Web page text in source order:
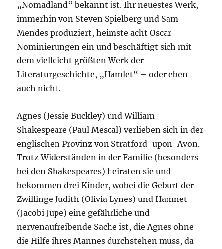
„Nomadland“ bekannt ist. Ihr neuestes Werk,
immerhin von Steven Spielberg und Sam
Mendes produziert, heimste acht Oscar-
Nominierungen ein und beschäftigt sich mit
dem vielleicht größten Werk der
Literaturgeschichte, „Hamlet“ – oder eben
auch nicht.
Agnes (Jessie Buckley) und William
Shakespeare (Paul Mescal) verlieben sich in der
englischen Provinz von Stratford-upon-Avon.
Trotz Widerständen in der Familie (besonders
bei den Shakespeares) heiraten sie und
bekommen drei Kinder, wobei die Geburt der
Zwillinge Judith (Olivia Lynes) und Hamnet
(Jacobi Jupe) eine gefährliche und
nervenaufreibende Sache ist, die Agnes ohne
die Hilfe ihres Mannes durchstehen muss, da